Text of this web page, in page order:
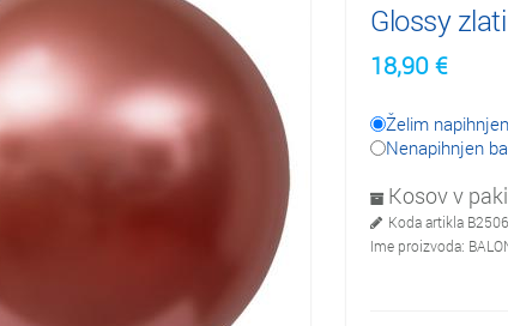
Glossy
18,90€
Želim
Nenapihnjen
Kosov v
Koda artikla
Ime proizvoda: